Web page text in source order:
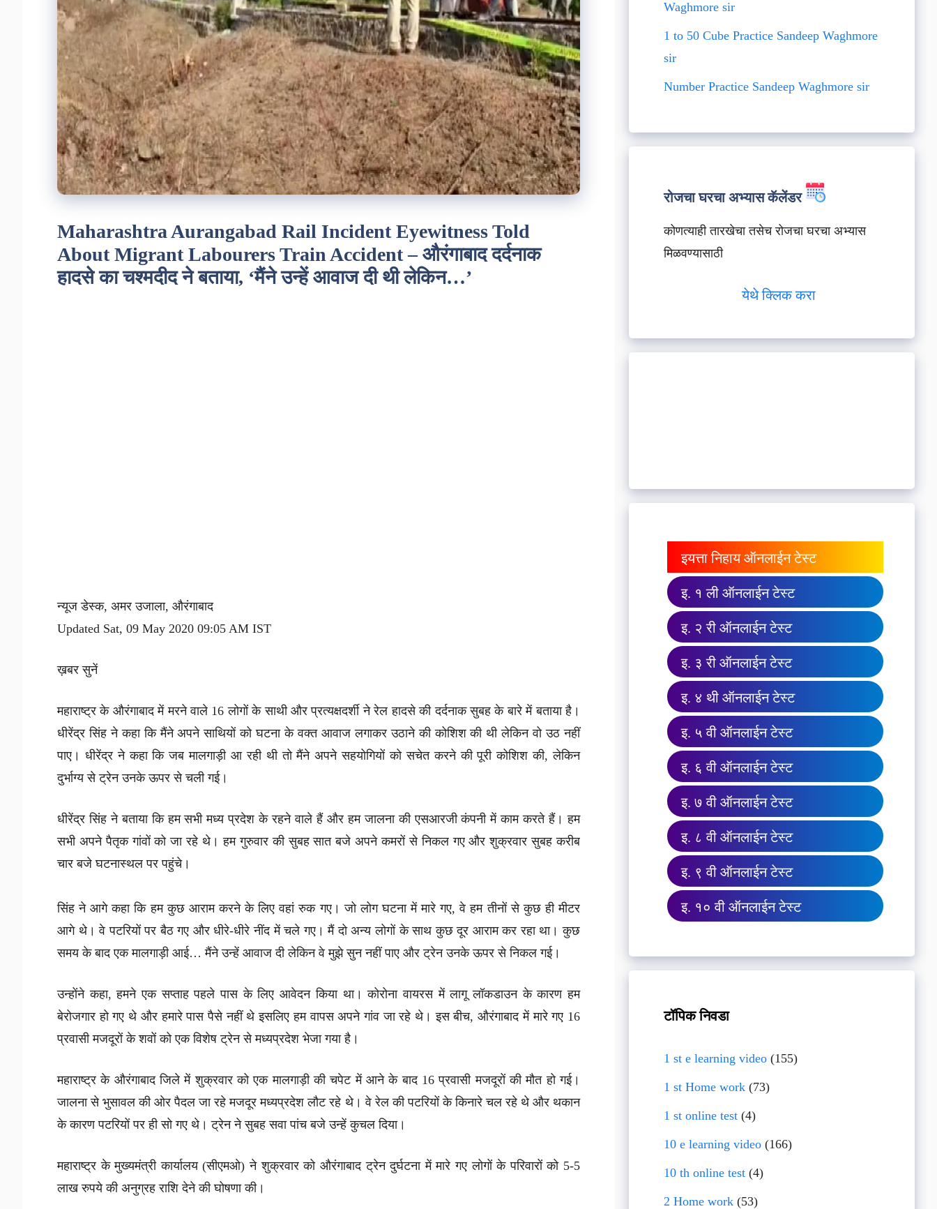
Maharashtra Aurangabad Rail Incident Eyewitness Told
About Migrant Labourers Train Accident – औरंगाबाद दर्दनाक
हादसे का चश्मदीद ने बताया, ‘मैंने उन्हें आवाज दी थी लेकिन…’
न्यूज डेस्क, अमर उजाला, औरंगाबाद
Updated Sat, 09 May 2020 09:05 AM IST
ख़बर सुनें
महाराष्ट्र के औरंगाबाद में मरने वाले 16 लोगों के साथी और प्रत्यक्षदर्शी ने रेल हादसे की दर्दनाक सुबह के बारे में बताया है।
धीरेंद्र सिंह ने कहा कि मैंने अपने साथियों को घटना के वक्त आवाज लगाकर उठाने की कोशिश की थी लेकिन वो उठ नहीं
पाए। धीरेंद्र ने कहा कि जब मालगाड़ी आ रही थी तो मैंने अपने सहयोगियों को सचेत करने की पूरी कोशिश की, लेकिन
दुर्भाग्य से ट्रेन उनके ऊपर से चली गई।
धीरेंद्र सिंह ने बताया कि हम सभी मध्य प्रदेश के रहने वाले हैं और हम जालना की एसआरजी कंपनी में काम करते हैं। हम
सभी अपने पैतृक गांवों को जा रहे थे। हम गुरुवार की सुबह सात बजे अपने कमरों से निकल गए और शुक्रवार सुबह करीब
चार बजे घटनास्थल पर पहुंचे।
सिंह ने आगे कहा कि हम कुछ आराम करने के लिए वहां रुक गए। जो लोग घटना में मारे गए, वे हम तीनों से कुछ ही मीटर
आगे थे। वे पटरियों पर बैठ गए और धीरे-धीरे नींद में चले गए। मैं दो अन्य लोगों के साथ कुछ दूर आराम कर रहा था। कुछ
समय के बाद एक मालगाड़ी आई… मैंने उन्हें आवाज दी लेकिन वे मुझे सुन नहीं पाए और ट्रेन उनके ऊपर से निकल गई।
उन्होंने कहा, हमने एक सप्ताह पहले पास के लिए आवेदन किया था। कोरोना वायरस में लागू लॉकडाउन के कारण हम
बेरोजगार हो गए थे और हमारे पास पैसे नहीं थे इसलिए हम वापस अपने गांव जा रहे थे। इस बीच, औरंगाबाद में मारे गए 16
प्रवासी मजदूरों के शवों को एक विशेष ट्रेन से मध्यप्रदेश भेजा गया है।
महाराष्ट्र के औरंगाबाद जिले में शुक्रवार को एक मालगाड़ी की चपेट में आने के बाद 16 प्रवासी मजदूरों की मौत हो गई।
जालना से भुसावल की ओर पैदल जा रहे मजदूर मध्यप्रदेश लौट रहे थे। वे रेल की पटरियों के किनारे चल रहे थे और थकान
के कारण पटरियों पर ही सो गए थे। ट्रेन ने सुबह सवा पांच बजे उन्हें कुचल दिया।
महाराष्ट्र के मुख्यमंत्री कार्यालय (सीएमओ) ने शुक्रवार को औरंगाबाद ट्रेन दुर्घटना में मारे गए लोगों के परिवारों को 5-5
लाख रुपये की अनुग्रह राशि देने की घोषणा की।
Waghmore sir
1 to 50 Cube Practice Sandeep Waghmore
sir
Number Practice Sandeep Waghmore sir
रोजचा घरचा अभ्यास कॅलेंडर
कोणत्याही तारखेचा तसेच रोजचा घरचा अभ्यास
मिळवण्यासाठी
येथे क्लिक करा
इयत्ता निहाय ऑनलाईन टेस्ट
इ. १ ली ऑनलाईन टेस्ट
इ. २ री ऑनलाईन टेस्ट
इ. ३ री ऑनलाईन टेस्ट
इ. ४ थी ऑनलाईन टेस्ट
इ. ५ वी ऑनलाईन टेस्ट
इ. ६ वी ऑनलाईन टेस्ट
इ. ७ वी ऑनलाईन टेस्ट
इ. ८ वी ऑनलाईन टेस्ट
इ. ९ वी ऑनलाईन टेस्ट
इ. १० वी ऑनलाईन टेस्ट
टॉपिक निवडा
1 st e learning video (155)
1 st Home work (73)
1 st online test (4)
10 e learning video (166)
10 th online test (4)
2 Home work (53)